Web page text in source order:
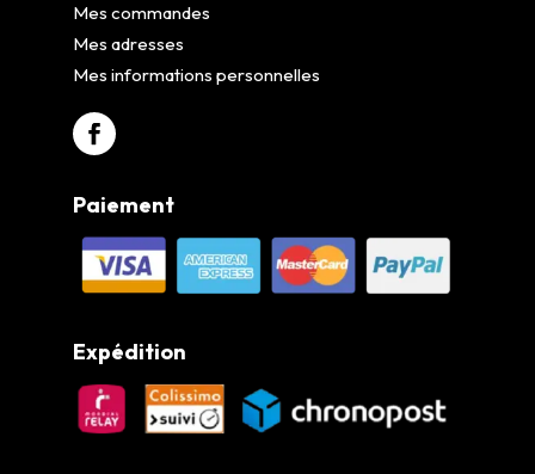
Mes commandes
Mes adresses
Mes informations personnelles
Paiement
Expédition